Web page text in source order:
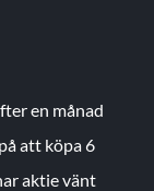
en månad
att köpa 6
aktie vänt